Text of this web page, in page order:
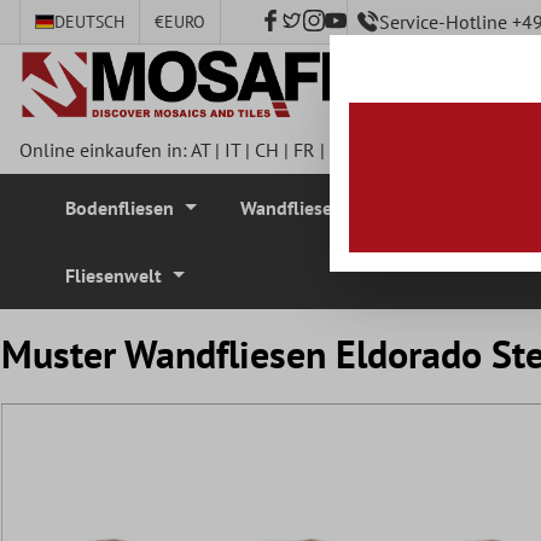
springen
DEUTSCH €EURO Service-Hotline
Online einkaufen in:AT| IT| CH | FR |
Bodenfliesen Wandfliesen
Fliesenwelt
Muster Wandfliesen Eldorado